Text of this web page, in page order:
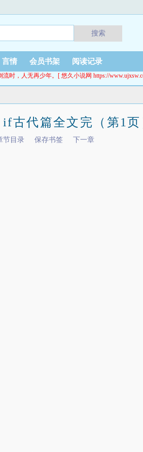
搜索
言情 会员书架 阅读记录
时，人无再少年。[ 悠久小说网 https://
古代篇全文完（第1
节目录 保存书签 下一章